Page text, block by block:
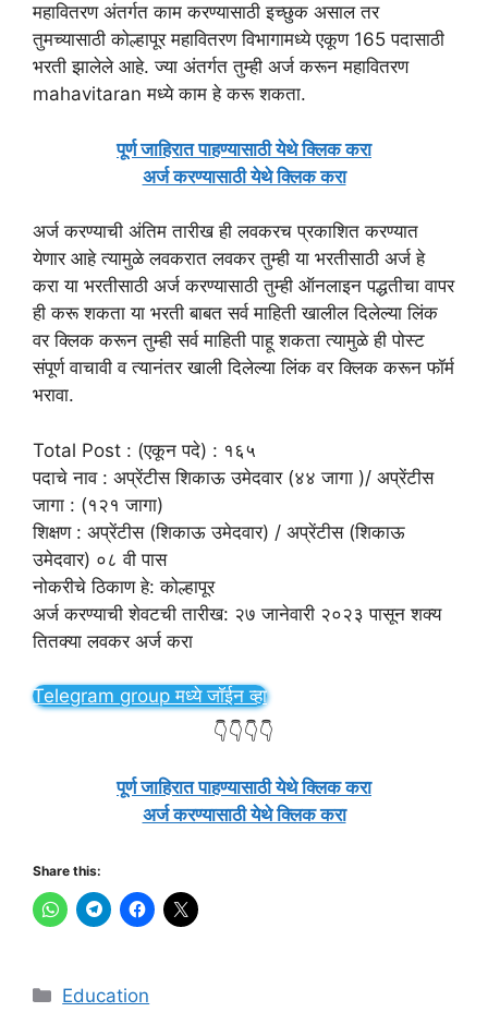
महावितरण अंतर्गत काम करण्यासाठी इच्छुक असाल तर
तुमच्यासाठी कोल्हापूर महावितरण विभागामध्ये एकूण 165 पदासाठी
भरती झालेले आहे. ज्या अंतर्गत तुम्ही अर्ज करून महावितरण
mahavitaran मध्ये काम हे करू शकता.
पूर्ण जाहिरात पाहण्यासाठी येथे क्लिक करा
अर्ज करण्यासाठी येथे क्लिक करा
अर्ज करण्याची अंतिम तारीख ही लवकरच प्रकाशित करण्यात
येणार आहे त्यामुळे लवकरात लवकर तुम्ही या भरतीसाठी अर्ज हे
करा या भरतीसाठी अर्ज करण्यासाठी तुम्ही ऑनलाइन पद्धतीचा वापर
ही करू शकता या भरती बाबत सर्व माहिती खालील दिलेल्या लिंक
वर क्लिक करून तुम्ही सर्व माहिती पाहू शकता त्यामुळे ही पोस्ट
संपूर्ण वाचावी व त्यानंतर खाली दिलेल्या लिंक वर क्लिक करून फॉर्म
भरावा.
Total Post : (एकून पदे) : १६५
पदाचे नाव : अप्रेंटीस शिकाऊ उमेदवार (४४ जागा )/ अप्रेंटीस
जागा : (१२१ जागा)
शिक्षण : अप्रेंटीस (शिकाऊ उमेदवार) / अप्रेंटीस (शिकाऊ
उमेदवार) ०८ वी पास
नोकरीचे ठिकाण हे: कोल्हापूर
अर्ज करण्याची शेवटची तारीख: २७ जानेवारी २०२३ पासून शक्य
तितक्या लवकर अर्ज करा
Telegram group मध्ये जॉईन व्हा
👇👇👇👇
पूर्ण जाहिरात पाहण्यासाठी येथे क्लिक करा
अर्ज करण्यासाठी येथे क्लिक करा
Share this:
Categories
Education